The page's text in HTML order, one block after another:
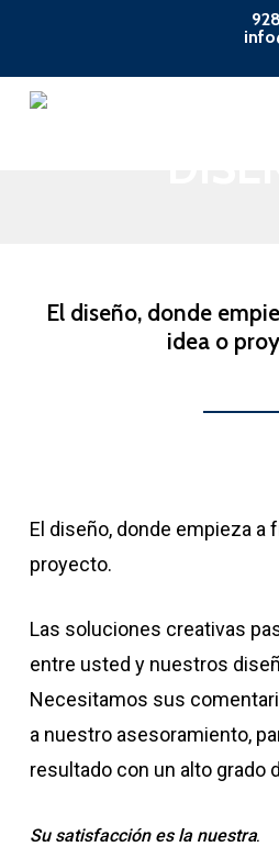
main
El diseño, donde
idea o
El diseño, donde empieza a
proyecto.
Las soluciones creativas
entre usted y nuestros
Necesitamos sus
a nuestro asesoramiento,
resultado con un alto grado
Su satisfacción es la nuestra.